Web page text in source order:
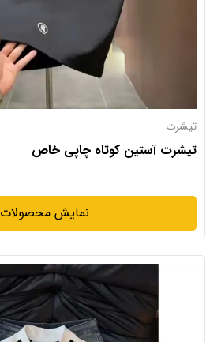
تیشرت
تیشرت آستین کوتاه چاپی خاص
نمایش محصولات